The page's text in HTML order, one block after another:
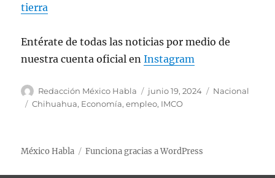
tierra
Entérate de todas las noticias por medio de
nuestra cuenta oficial enInstagram
A
u
Redacción México Habla
P
u
c
junio 19, 2024
C
Nacional
E
u
Chihuahua, Economía,empleo, IMCO
México Habla Funciona gracias a WordPress